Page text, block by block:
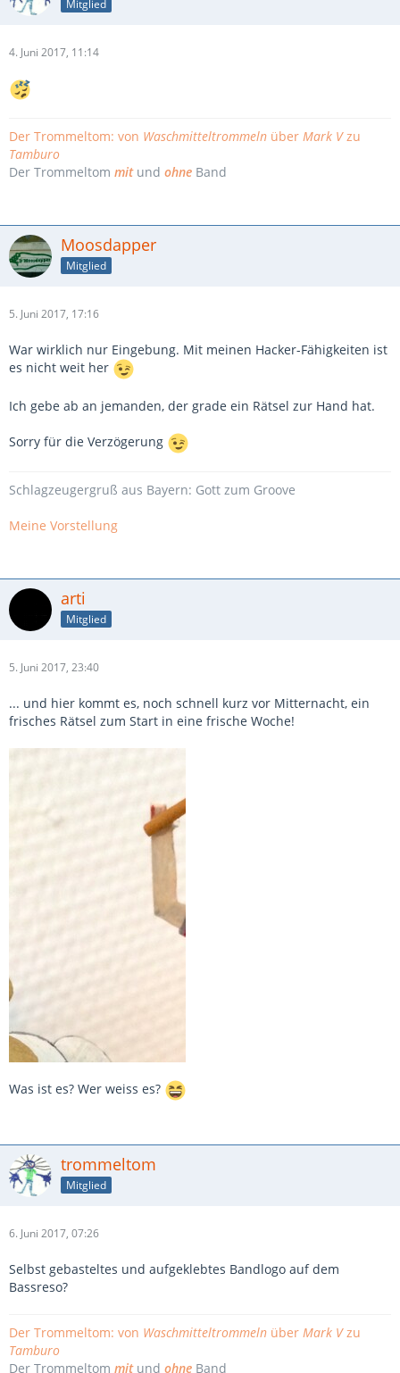
Mitglied
4. Juni 2017, 11:14
Der Trommeltom: von Waschmitteltrommeln über Mark Vzu
Tamburo
Der Trommeltom mitund ohne Band
Moosdapper
Mitglied
5. Juni 2017, 17:16
War wirklich nur Eingebung. Mit meinen Hacker-Fähigkeiten ist
es nicht weit her
Ich gebe ab an jemanden, der grade ein Rätsel zur Hand hat.
Sorry für die Verzögerung
Schlagzeugergruß aus Bayern: Gott zum Groove
Meine Vorstellung
arti
Mitglied
5. Juni 2017, 23:40
... und hier kommt es, noch schnell kurz vor Mitternacht, ein
frisches Rätsel zum Start in eine frische Woche!
Was ist es? Wer weiss es?
trommeltom
Mitglied
6. Juni 2017, 07:26
Selbst gebasteltes und aufgeklebtes Bandlogo auf dem
Bassreso?
Der Trommeltom: von Waschmitteltrommeln über Mark Vzu
Tamburo
Der Trommeltom mitund ohne Band